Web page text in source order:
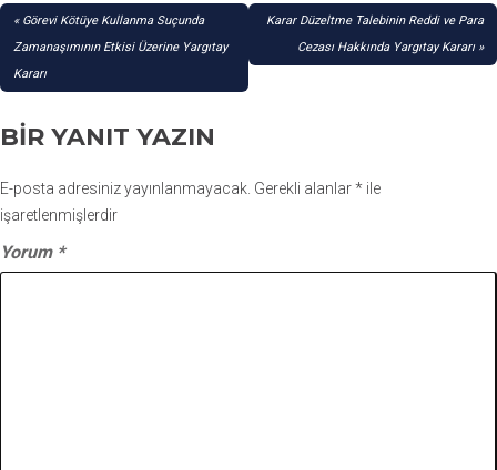
YAZI
GEZINMESI
Görevi Kötüye Kullanma Suçunda
Zamanaşımının Etkisi Üzerine Yargıtay
Kararı
Karar Düzeltme Talebinin Reddi ve Para
Cezası Hakkında Yargıtay Kararı
BIR YANIT YAZIN
E-posta adresiniz yayınlanmayacak. Gerekli alanlar* ile
işaretlenmişlerdir
Yorum *